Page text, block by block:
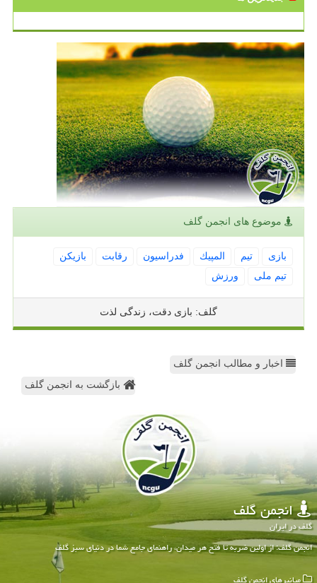
موضوع های انجمن گلف
بازی تیم المپیك فدراسیون رقابت
بازیكن
تیم ملی
ورزش
گلف: بازی دقت، زندگی لذت
اخبار و مطالب انجمن گلف
بازگشت به انجمن گلف
انجمن گلف
گلف در ایران
انجمن گلف: از اولین ضربه تا فتح هر میدان، راهنمای جامع شما در دنیای سبز گلف
میانبرهای انجمن گلف